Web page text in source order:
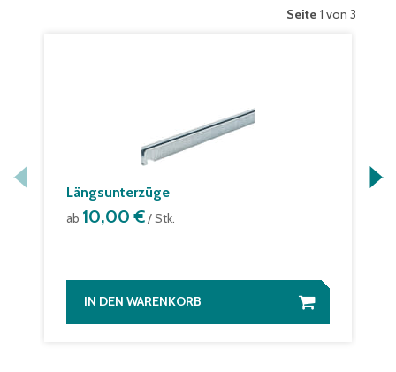
Seite 1 von 3
Längsunterzüge
ab 10,00 €/ Stk.
IN DEN WARENKORB